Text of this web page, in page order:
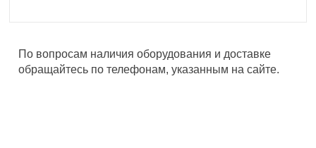
По вопросам наличия оборудования и доставке
обращайтесь по телефонам, указанным на сайте.